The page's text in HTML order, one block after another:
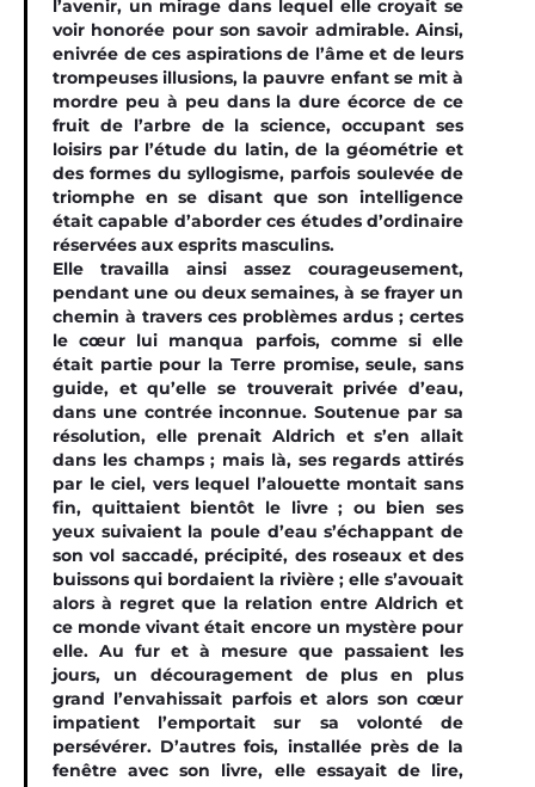
l’avenir, un mirage dans lequel elle croyait se
voir honorée pour son savoir admirable. Ainsi,
enivrée de ces aspirations de l’âme et de leurs
trompeuses illusions, la pauvre enfant se mit à
mordre peu à peu dans la dure écorce de ce
fruit de l’arbre de la science, occupant ses
loisirs par l’étude du latin, de la géométrie et
des formes du syllogisme, parfois soulevée de
triomphe en se disant que son intelligence
était capable d’aborder ces études d’ordinaire
réservées aux esprits masculins.
Elle travailla ainsi assez courageusement,
pendant une ou deux semaines, à se frayer un
chemin à travers ces problèmes ardus ; certes
le cœur lui manqua parfois, comme si elle
était partie pour la Terre promise, seule, sans
guide, et qu’elle se trouverait privée d’eau,
dans une contrée inconnue. Soutenue par sa
résolution, elle prenait Aldrich et s’en allait
dans les champs ; mais là, ses regards attirés
par le ciel, vers lequel l’alouette montait sans
fin, quittaient bientôt le livre ; ou bien ses
yeux suivaient la poule d’eau s’échappant de
son vol saccadé, précipité, des roseaux et des
buissons qui bordaient la rivière ; elle s’avouait
alors à regret que la relation entre Aldrich et
ce monde vivant était encore un mystère pour
elle. Au fur et à mesure que passaient les
jours, un découragement de plus en plus
grand l’envahissait parfois et alors son cœur
impatient l’emportait sur sa volonté de
persévérer. D’autres fois, installée près de la
fenêtre avec son livre, elle essayait de lire,